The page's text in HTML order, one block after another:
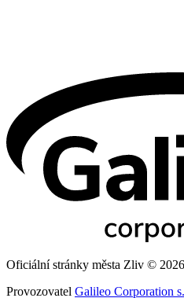
Oficiální stránky města Zliv © 2026
Provozovatel Galileo Corporation